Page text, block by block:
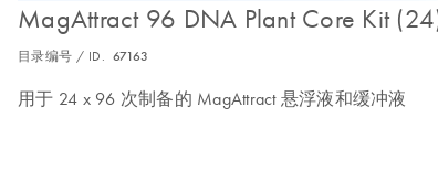
MagAttract 96 DNA Plant Core Kit
目录编号 / ID. 67163
用于 24 x 96 次制备的 MagAttract 悬浮液和缓冲液